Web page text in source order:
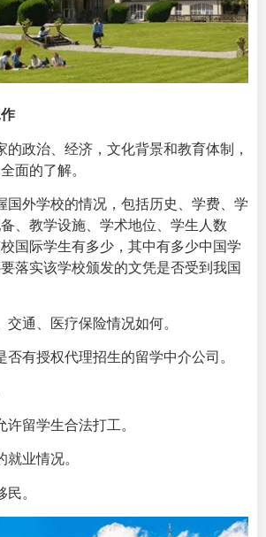
的政治、经济，文化背景和教育体制，
面的了解。
国外学校的情况，包括历史、学费、学
、教学设施、学术地位、学生人数
国际学生有多少，其中有多少中国学
落实该学校颁发的文凭是否受到我国
交通、医疗保险情况如何。
否有授权代理招生的留学中介公司。
留学生合法打工。
就业情况。
。